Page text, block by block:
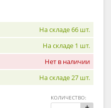
На складе 66 шт.
На складе 1 шт.
Нет в наличии
На складе 27 шт.
КОЛИЧЕСТВО: